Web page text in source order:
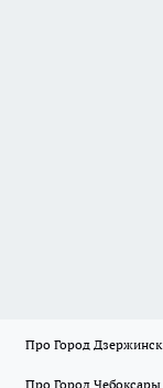
Про Город Дзержинск
Про Город Чебоксары